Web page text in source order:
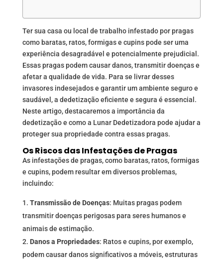
Ter sua casa ou local de trabalho infestado por pragas
como baratas, ratos, formigas e cupins pode ser uma
experiência desagradável e potencialmente prejudicial.
Essas pragas podem causar danos, transmitir doenças e
afetar a qualidade de vida. Para se livrar desses
invasores indesejados e garantir um ambiente seguro e
saudável, a dedetização eficiente e segura é essencial.
Neste artigo, destacaremos a importância da
dedetização e como a Lunar Dedetizadora pode ajudar a
proteger sua propriedade contra essas pragas.
Os Riscos das Infestações de Pragas
As infestações de pragas, como baratas, ratos, formigas
e cupins, podem resultar em diversos problemas,
incluindo:
Transmissão de Doenças: Muitas pragas podem
transmitir doenças perigosas para seres humanos e
animais de estimação.
Danos a Propriedades: Ratos e cupins, por exemplo,
podem causar danos significativos a móveis, estruturas